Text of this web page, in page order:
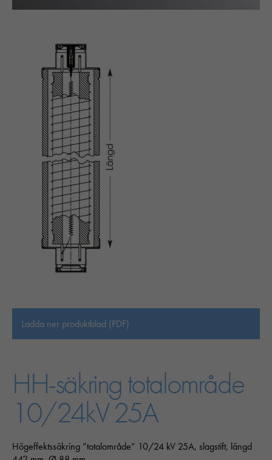
Ladda ner produktblad (PDF)
HH-säkring totalområde
10/24kV 25A
Högeffektssäkring ”totalområde” 10/24 kV 25A, slagstift, längd